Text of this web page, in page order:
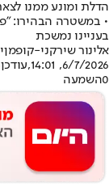
• במשטרה הבהירו:
בעניינו נמשכת
אלינור שירקני-קופמן
6/7/2026, 14:01
,עודכן
0השמעה